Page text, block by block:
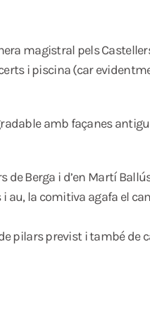
magistral pels
i piscina (car
amb façanes
de Berga i d’en Martí
au, la comitiva agafa el
pilars previst i també de